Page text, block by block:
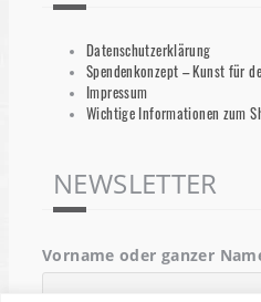
Datenschutzerklärung
Spendenkonzept – Kunst für
Impressum
Wichtige Informationen zum
NEWSLETTER
Vorname oder ganzer